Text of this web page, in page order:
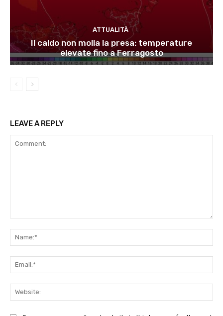
ATTUALITÀ
Il caldo non molla la presa: temperature
elevate fino a Ferragosto
LEAVE A REPLY